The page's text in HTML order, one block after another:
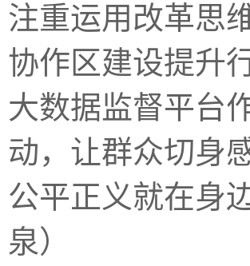
注重运用改革思
协作区建设提升
大数据监督平台
动，让群众切身
公平正义就在身边
泉）